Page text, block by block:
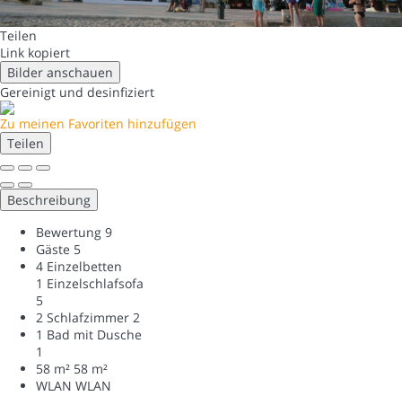
Teilen
Link kopiert
Bilder anschauen
Gereinigt und desinfiziert
Zu meinen Favoriten hinzufügen
Teilen
Beschreibung
Bewertung 9
Gäste 5
4 Einzelbetten
1 Einzelschlafsofa
5
2 Schlafzimmer 2
1 Bad mit Dusche
1
58 m² 58 m²
WLAN WLAN